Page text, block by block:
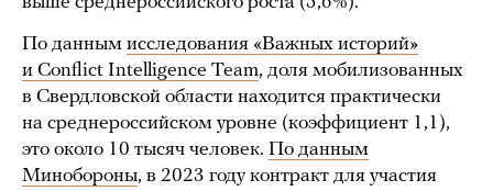
По данным исследования «Важных историй»
и Conflict Intelligence Team, доля мобилизованных
в Свердловской области находится практически
на среднероссийском уровне (коэффициент 1,1),
это около 10 тысяч человек. По данным
Минобороны, в 2023 году контракт для участия